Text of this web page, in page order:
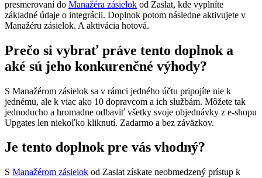
presmerovaní do Manažéra zásielok od Zaslat, kde vyplníte
základné údaje o integrácii. Doplnok potom následne aktivujete v
Manažéru zásielok. A aktivácia hotová.
Prečo si vybrať práve tento doplnok a
aké sú jeho konkurenčné výhody?
S Manažérom zásielok sa v rámci jedného účtu pripojíte nie k
jednému, ale k viac ako 10 dopravcom a ich službám. Môžete tak
jednoducho a hromadne odbaviť všetky svoje objednávky z e-shopu
Upgates len niekoľko kliknutí. Zadarmo a bez záväzkov.
Je tento doplnok pre vás vhodný?
S Manažérom zásielok od Zaslat získate neobmedzený prístup k